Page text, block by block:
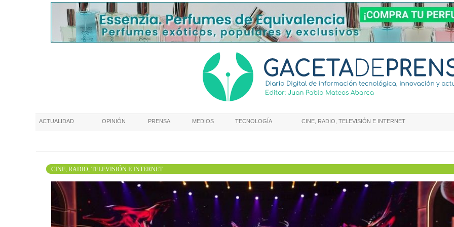
ACTUALIDAD OPINIÓN PRENSA MEDIOS TECNOLOGÍA CINE, RADIO, TELEVISIÓN E INTERNET
CINE, RADIO, TELEVISIÓN E INTERNET